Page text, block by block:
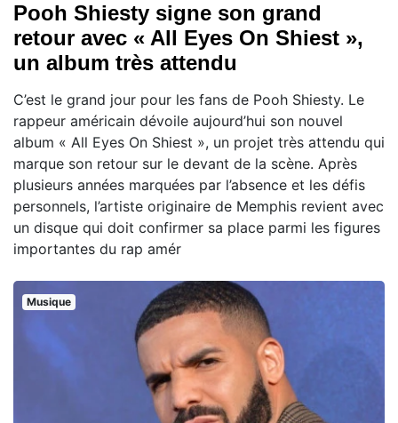
Pooh Shiesty signe son grand
retour avec « All Eyes On Shiest »,
un album très attendu
C’est le grand jour pour les fans de Pooh Shiesty. Le
rappeur américain dévoile aujourd’hui son nouvel
album « All Eyes On Shiest », un projet très attendu qui
marque son retour sur le devant de la scène. Après
plusieurs années marquées par l’absence et les défis
personnels, l’artiste originaire de Memphis revient avec
un disque qui doit confirmer sa place parmi les figures
importantes du rap amér
Musique